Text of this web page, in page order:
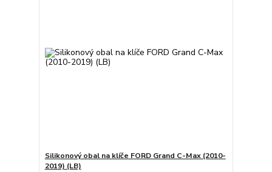
Silikonový obal na klíče FORD Grand C-Max (2010-
2019) (LB)